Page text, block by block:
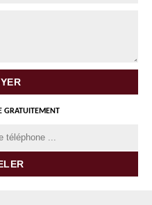
GRATUITEMENT